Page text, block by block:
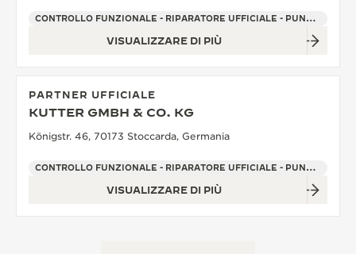
CONTROLLO FUNZIONALE - RIPARATORE UFFICIALE - PUNTO VENDITA
VISUALIZZARE DI PIÙ
PARTNER UFFICIALE
KUTTER GMBH & CO. KG
Königstr. 46, 70173 Stoccarda, Germania
CONTROLLO FUNZIONALE - RIPARATORE UFFICIALE - PUNTO VENDITA
VISUALIZZARE DI PIÙ